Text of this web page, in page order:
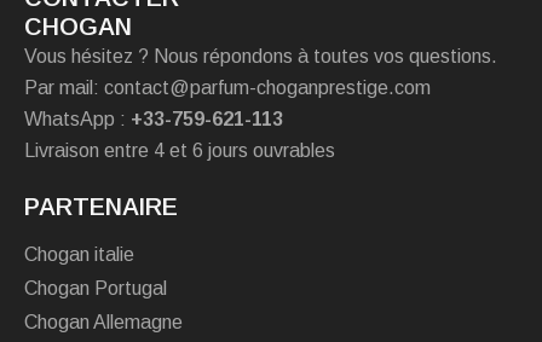
CHOGAN
Vous hésitez ? Nous répondons à toutes vos questions.
Par mail: contact@parfum-choganprestige.com
WhatsApp : +33-759-621-113
Livraison entre 4 et 6 jours ouvrables
PARTENAIRE
Chogan italie
Chogan Portugal
Chogan Allemagne